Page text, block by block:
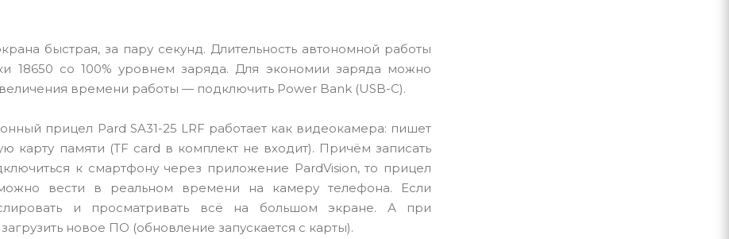
быстрая, за пару секунд. Длительность автономной работы
18650 со 100% уровнем заряда. Для экономии заряда можно
времени работы — подключить Power Bank (USB-C).
прицел Pard SA31-25 LRF работает как видеокамера: пишет
карту памяти (TF card в комплект не входит). Причём записать
к смартфону через приложение PardVision, то прицел
вести в реальном времени на камеру телефона. Если
и просматривать всё на большом экране. А при
новое ПО (обновление запускается с карты).